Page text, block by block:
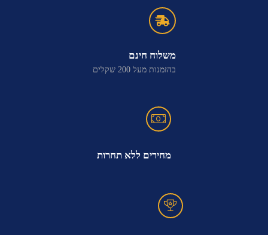
משלוח חינם
בהזמנות מעל 200 שקלים
מחירים ללא תחרות